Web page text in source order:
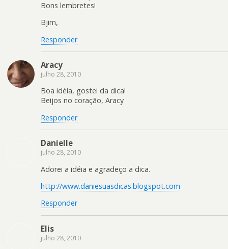
Bons lembretes!
Bjim,
Responder
Aracy
julho 28, 2010
Boa idéia, gostei da dica!
Beijos no coração, Aracy
Responder
Danielle
julho 28, 2010
Adorei a idéia e agradeço a dica.
http://www.daniesuasdicas.blogspot.com
Responder
Elis
julho 28, 2010